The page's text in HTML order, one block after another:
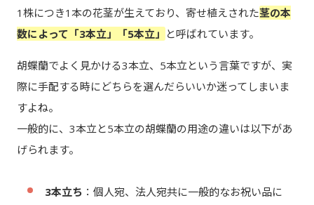
1株につき1本の花茎が生えており、寄せ植えされた茎の本
数によって「3本立」「5本立」 と呼ばれています。
胡蝶蘭でよく見かける3本立、5本立という言葉ですが、実
際に手配する時にどちらを選んだらいいか迷ってしまいま
すよね。
一般的に、3本立と5本立の胡蝶蘭の用途の違いは以下があ
げられます。
3本立ち ：個人宛、法人宛共に一般的なお祝い品に